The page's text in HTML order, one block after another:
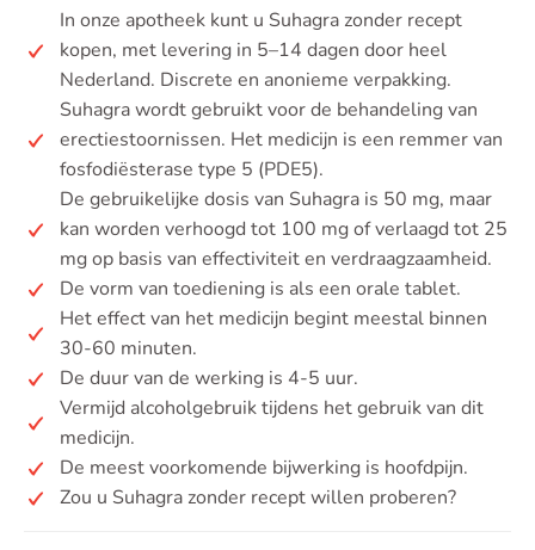
In onze apotheek kunt u Suhagra zonder recept
kopen, met levering in 5–14 dagen door heel
Nederland. Discrete en anonieme verpakking.
Suhagra wordt gebruikt voor de behandeling van
erectiestoornissen. Het medicijn is een remmer van
fosfodiësterase type 5 (PDE5).
De gebruikelijke dosis van Suhagra is 50 mg, maar
kan worden verhoogd tot 100 mg of verlaagd tot 25
mg op basis van effectiviteit en verdraagzaamheid.
De vorm van toediening is als een orale tablet.
Het effect van het medicijn begint meestal binnen
30-60 minuten.
De duur van de werking is 4-5 uur.
Vermijd alcoholgebruik tijdens het gebruik van dit
medicijn.
De meest voorkomende bijwerking is hoofdpijn.
Zou u Suhagra zonder recept willen proberen?